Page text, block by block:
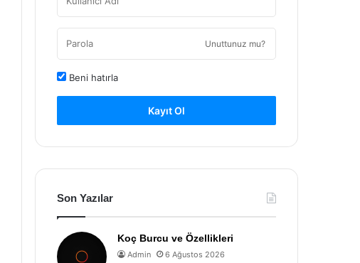
Unuttunuz mu?
Beni hatırla
Kayıt Ol
Son Yazılar
Koç Burcu ve Özellikleri
Admin 6 Ağustos 2026